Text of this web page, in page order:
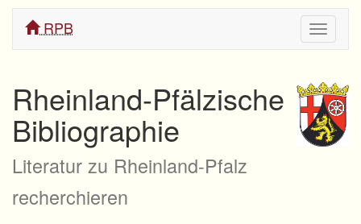
ein/
RPB
Rheinland-Pfälzische
Bibliographie
Literatur zu Rheinland-Pfalz
recherchieren